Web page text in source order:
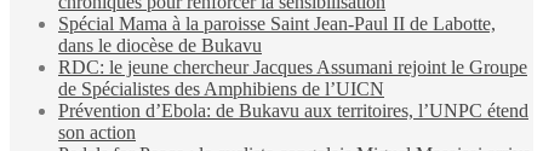
Spécial Mama à la paroisse Saint Jean-Paul II de Labotte,
dans le diocèse de Bukavu
RDC: le jeune chercheur Jacques Assumani rejoint le Groupe
de Spécialistes des Amphibiens de l’UICN
Prévention d’Ebola: de Bukavu aux territoires, l’UNPC étend
son action